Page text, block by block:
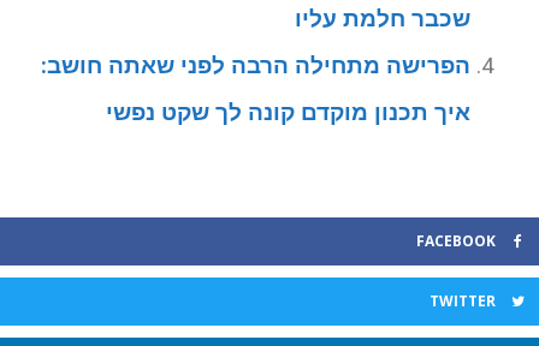
שכבר חלמת עליו
הפרישה מתחילה הרבה לפני שאתה חושב:
איך תכנון מוקדם קונה לך שקט נפשי
FACEBOOK
TWITTER